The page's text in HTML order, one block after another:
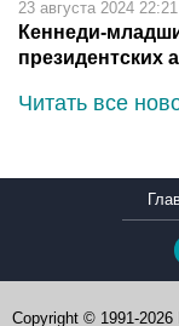
23 августа 2024 22:21
Кеннеди-
президентских
Читать все
Copyright © 1991-